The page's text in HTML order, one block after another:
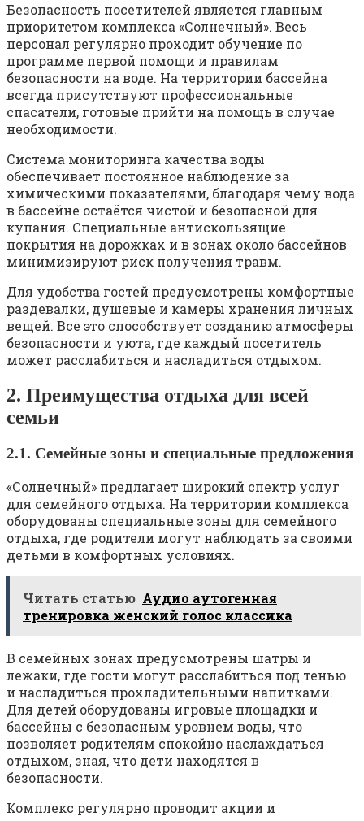
Безопасность посетителей является главным
приоритетом комплекса «Солнечный». Весь
персонал регулярно проходит обучение по
программе первой помощи и правилам
безопасности на воде. На территории бассейна
всегда присутствуют профессиональные
спасатели, готовые прийти на помощь в случае
необходимости.
Система мониторинга качества воды
обеспечивает постоянное наблюдение за
химическими показателями, благодаря чему вода
в бассейне остаётся чистой и безопасной для
купания. Специальные антискользящие
покрытия на дорожках и в зонах около бассейнов
минимизируют риск получения травм.
Для удобства гостей предусмотрены комфортные
раздевалки, душевые и камеры хранения личных
вещей. Все это способствует созданию атмосферы
безопасности и уюта, где каждый посетитель
может расслабиться и насладиться отдыхом.
2. Преимущества отдыха для всей
семьи
2.1. Семейные зоны и специальные предложения
«Солнечный» предлагает широкий спектр услуг
для семейного отдыха. На территории комплекса
оборудованы специальные зоны для семейного
отдыха, где родители могут наблюдать за своими
детьми в комфортных условиях.
Читать статью Аудио аутогенная
тренировка женский голос классика
В семейных зонах предусмотрены шатры и
лежаки, где гости могут расслабиться под тенью
и насладиться прохладительными напитками.
Для детей оборудованы игровые площадки и
бассейны с безопасным уровнем воды, что
позволяет родителям спокойно наслаждаться
отдыхом, зная, что дети находятся в
безопасности.
Комплекс регулярно проводит акции и